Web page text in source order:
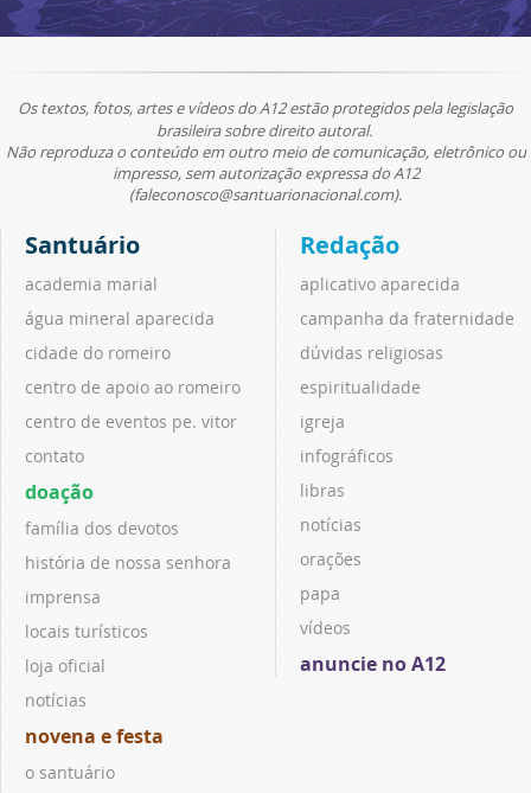
Os textos, fotos, artes e vídeos do A12 estão protegidos pela legislação
brasileira sobre direito autoral.
Não reproduza o conteúdo em outro meio de comunicação, eletrônico ou
impresso, sem autorização expressa do A12
(faleconosco@santuarionacional.com).
Santuário
academia marial
água mineral aparecida
cidade do romeiro
centro de apoio ao romeiro
centro de eventos pe. vitor
contato
doação
família dos devotos
história de nossa senhora
imprensa
locais turísticos
loja oficial
notícias
novena e festa
o santuário
Redação
aplicativo aparecida
campanha da fraternidade
dúvidas religiosas
espiritualidade
igreja
infográficos
libras
notícias
orações
papa
vídeos
anuncie no A12